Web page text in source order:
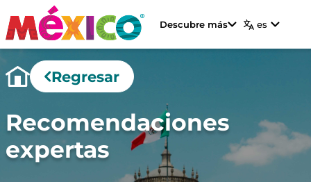
Descubre más es
Regresar
Recomendaciones
expertas